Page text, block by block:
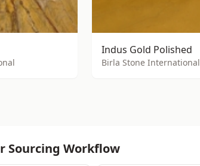
Indus Gold Polished
Birla Stone International
Sourcing Workflow